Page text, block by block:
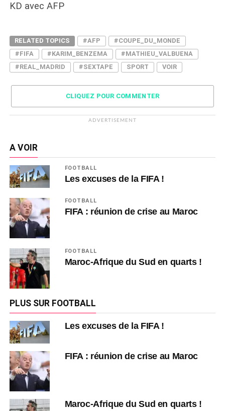
KD avec AFP
RELATED TOPICS #AFP
#COUPE_DU_MONDE
#FIFA
#KARIM_BENZEMA
#MATHIEU_VALBUENA
#REAL_MADRID
#SEXTAPE SPORT VOIR
CLIQUEZ POUR COMMENTER
ADVERTISEMENT
A VOIR
FOOTBALL
Les excuses de la FIFA !
FOOTBALL
FIFA : réunion de crise au Maroc
FOOTBALL
Maroc-Afrique du Sud en quarts !
PLUS SUR FOOTBALL
Les excuses de la FIFA !
FIFA : réunion de crise au Maroc
Maroc-Afrique du Sud en quarts !